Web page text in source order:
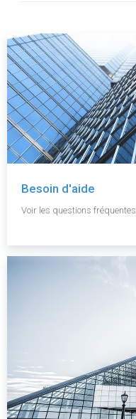
Besoin d'aide
Voir les questions fréquentes.